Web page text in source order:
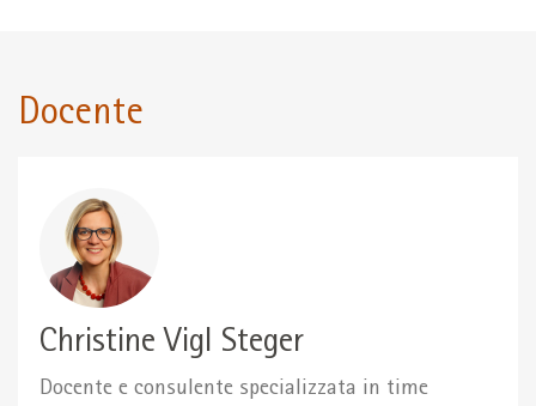
Docente
Christine Vigl Steger
Docente e consulente specializzata in time